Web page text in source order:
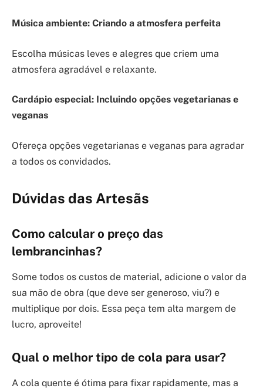
Música ambiente: Criando a atmosfera perfeita
Escolha músicas leves e alegres que criem uma
atmosfera agradável e relaxante.
Cardápio especial: Incluindo opções vegetarianas e
veganas
Ofereça opções vegetarianas e veganas para agradar
a todos os convidados.
Dúvidas das Artesãs
Como calcular o preço das
lembrancinhas?
Some todos os custos de material, adicione o valor da
sua mão de obra (que deve ser generoso, viu?) e
multiplique por dois. Essa peça tem alta margem de
lucro, aproveite!
Qual o melhor tipo de cola para usar?
A cola quente é ótima para fixar rapidamente, mas a